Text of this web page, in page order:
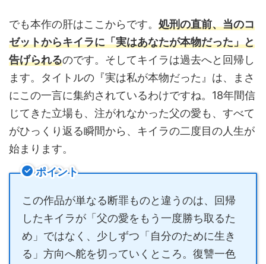
でも本作の肝はここからです。 処刑の直前、当のコ
ゼットからキイラに「実はあなたが本物だった」と
告げられるのです。そしてキイラは過去へと回帰し
ます。タイトルの『実は私が本物だった』は、まさ
にこの一言に集約されているわけですね。18年間信
じてきた立場も、注がれなかった父の愛も、すべて
がひっくり返る瞬間から、キイラの二度目の人生が
始まります。
ポイント
この作品が単なる断罪ものと違うのは、回帰
したキイラが「父の愛をもう一度勝ち取るた
め」ではなく、少しずつ「自分のために生き
る」方向へ舵を切っていくところ。復讐一色